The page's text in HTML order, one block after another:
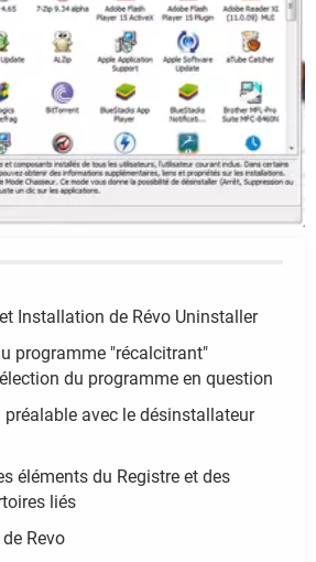
Installation de Révo Uninstaller
programme "récalcitrant"
du programme en question
avec le désinstallateur
éléments du Registre et des
liés
Revo